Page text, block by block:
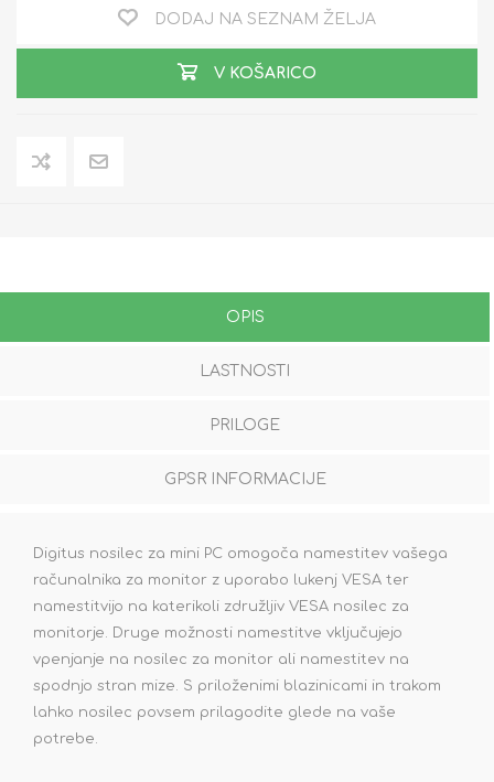
DODAJ NA SEZNAM ŽELJA
V KOŠARICO
OPIS
LASTNOSTI
PRILOGE
GPSR INFORMACIJE
Digitus nosilec za mini PC omogoča namestitev vašega
računalnika za monitor z uporabo lukenj VESA ter
namestitvijo na katerikoli združljiv VESA nosilec za
monitorje. Druge možnosti namestitve vključujejo
vpenjanje na nosilec za monitor ali namestitev na
spodnjo stran mize. S priloženimi blazinicami in trakom
lahko nosilec povsem prilagodite glede na vaše
potrebe.